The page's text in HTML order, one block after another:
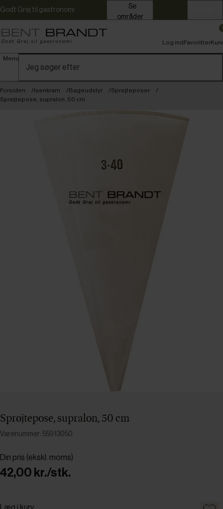
Godt Grej til gastronomi
områder
Menu
Log indFavoritterKurv
Forsiden Isenkram Bageudstyr
Sprøjteposer
Sprøjtepose, supralon, 50 cm
Sprøjtepose, supralon, 50 cm
Varenummer: 55913050
Din pris (ekskl. moms)
42,00 kr./stk.